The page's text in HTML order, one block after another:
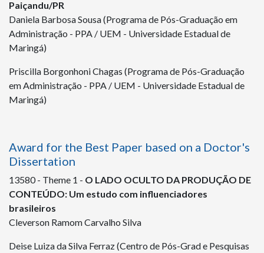
Paiçandu/PR
Daniela Barbosa Sousa (Programa de Pós-Graduação em
Administração - PPA / UEM - Universidade Estadual de
Maringá)
Priscilla Borgonhoni Chagas (Programa de Pós-Graduação
em Administração - PPA / UEM - Universidade Estadual de
Maringá)
Award for the Best Paper based on a Doctor's
Dissertation
13580- Theme 1 - O LADO OCULTO DA PRODUÇÃO DE
CONTEÚDO: Um estudo com influenciadores
brasileiros
Cleverson Ramom Carvalho Silva
Deise Luiza da Silva Ferraz (Centro de Pós-Grad e Pesquisas